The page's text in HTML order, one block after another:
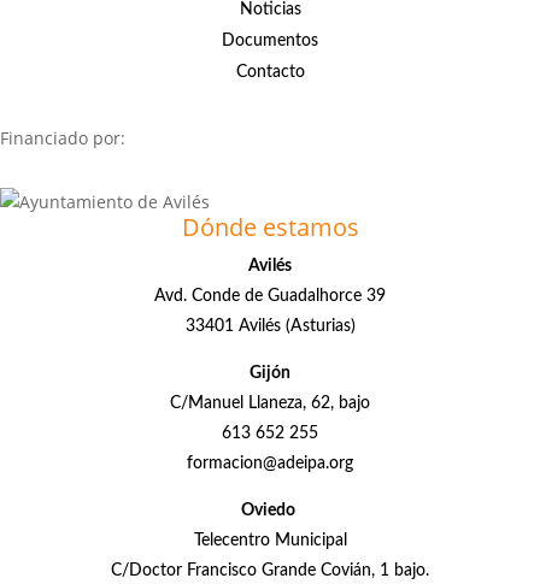
Noticias
Documentos
Contacto
Financiado por:
Dónde estamos
Avilés
Avd. Conde de Guadalhorce 39
33401 Avilés (Asturias)
Gijón
C/Manuel Llaneza, 62, bajo
613 652 255
formacion@adeipa.org
Oviedo
Telecentro Municipal
C/Doctor Francisco Grande Covián, 1 bajo.